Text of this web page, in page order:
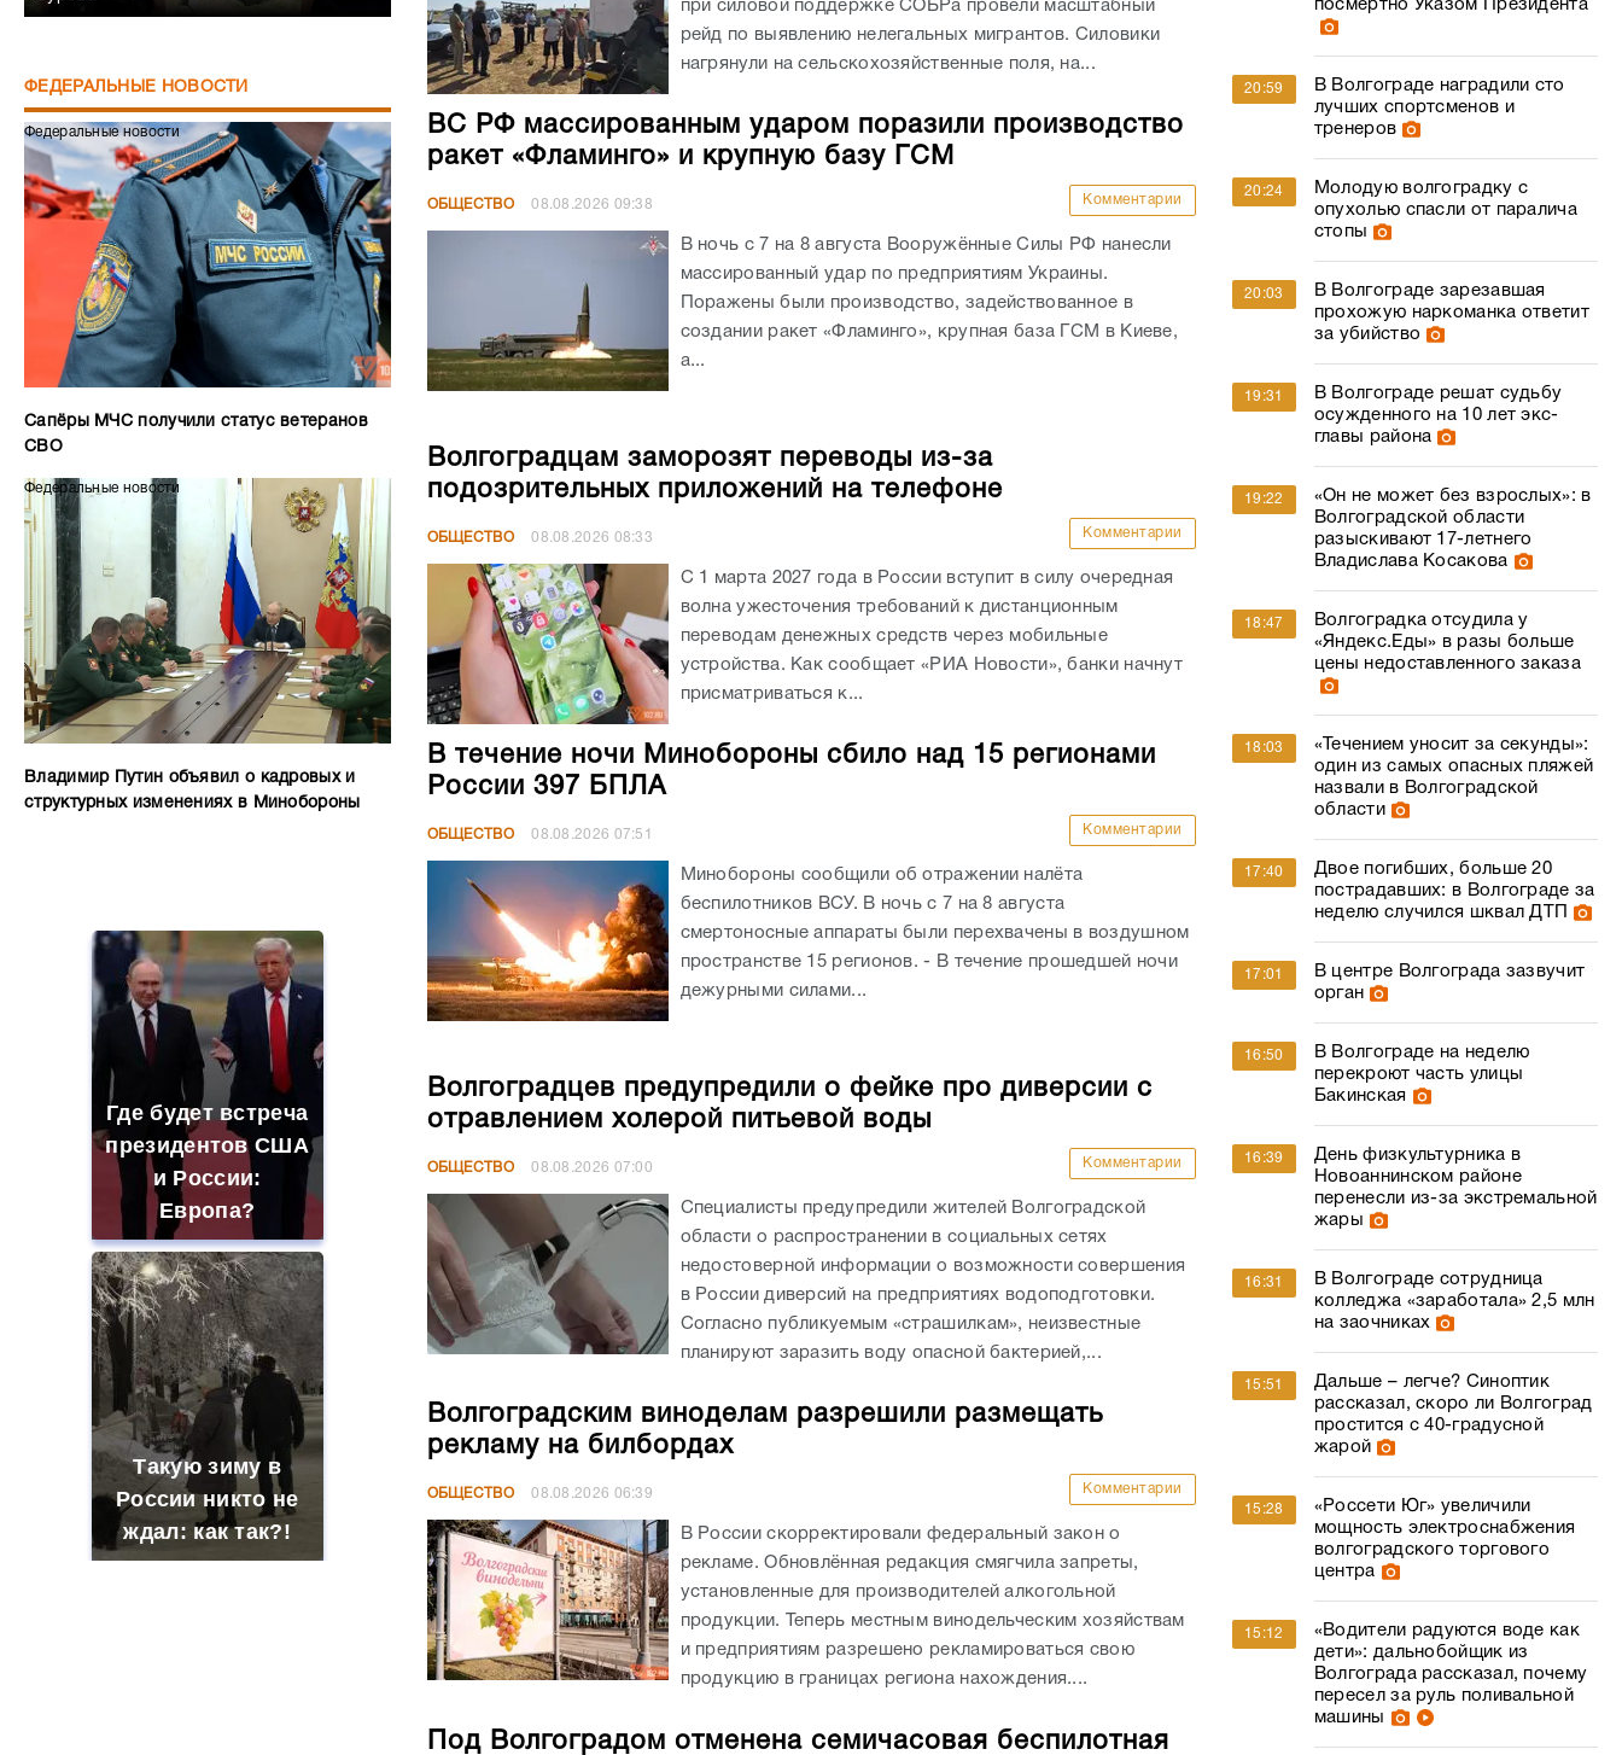
ФЕДЕРАЛЬНЫЕ НОВОСТИ
Федеральные новости
Сапёры МЧС получили статус ветеранов
СВО
Федеральные новости
Владимир Путин объявил о кадровых и
структурных изменениях в Минобороны
Где будет встреча
президентов США
и России:
Европа?
Такую зиму в
России никто не
ждал: как так?!
при силовой поддержке СОБРа провели масштабный
рейд по выявлению нелегальных мигрантов. Силовики
нагрянули на сельскохозяйственные поля, на...
ВС РФ массированным ударом поразили производство
ракет «Фламинго» и крупную базу ГСМ
ОБЩЕСТВО 08.08.2026 09:38 Комментарии
В ночь с 7 на 8 августа Вооружённые Силы РФ нанесли
массированный удар по предприятиям Украины.
Поражены были производство, задействованное в
создании ракет «Фламинго», крупная база ГСМ в Киеве,
а...
Волгоградцам заморозят переводы из-за
подозрительных приложений на телефоне
ОБЩЕСТВО 08.08.2026 08:33 Комментарии
С 1 марта 2027 года в России вступит в силу очередная
волна ужесточения требований к дистанционным
переводам денежных средств через мобильные
устройства. Как сообщает «РИА Новости», банки начнут
присматриваться к...
В течение ночи Минобороны сбило над 15 регионами
России 397 БПЛА
ОБЩЕСТВО 08.08.2026 07:51 Комментарии
Минобороны сообщили об отражении налёта
беспилотников ВСУ. В ночь с 7 на 8 августа
смертоносные аппараты были перехвачены в воздушном
пространстве 15 регионов. - В течение прошедшей ночи
дежурными силами...
Волгоградцев предупредили о фейке про диверсии с
отравлением холерой питьевой воды
ОБЩЕСТВО 08.08.2026 07:00 Комментарии
Специалисты предупредили жителей Волгоградской
области о распространении в социальных сетях
недостоверной информации о возможности совершения
в России диверсий на предприятиях водоподготовки.
Согласно публикуемым «страшилкам», неизвестные
планируют заразить воду опасной бактерией,...
Волгоградским виноделам разрешили размещать
рекламу на билбордах
ОБЩЕСТВО 08.08.2026 06:39 Комментарии
В России скорректировали федеральный закон о
рекламе. Обновлённая редакция смягчила запреты,
установленные для производителей алкогольной
продукции. Теперь местным винодельческим хозяйствам
и предприятиям разрешено рекламироваться свою
продукцию в границах региона нахождения....
Под Волгоградом отменена семичасовая беспилотная
посмертно Указом Президента
20:59
В Волгограде наградили сто
лучших спортсменов и
тренеров
20:24
Молодую волгоградку с
опухолью спасли от паралича
стопы
20:03
В Волгограде зарезавшая
прохожую наркоманка ответит
за убийство
19:31
В Волгограде решат судьбу
осужденного на 10 лет экс-
главы района
19:22
«Он не может без взрослых»: в
Волгоградской области
разыскивают 17-летнего
Владислава Косакова
18:47
Волгоградка отсудила у
«Яндекс.Еды» в разы больше
цены недоставленного заказа
18:03
«Течением уносит за секунды»:
один из самых опасных пляжей
назвали в Волгоградской
области
17:40
Двое погибших, больше 20
пострадавших: в Волгограде за
неделю случился шквал ДТП
17:01
В центре Волгограда зазвучит
орган
16:50
В Волгограде на неделю
перекроют часть улицы
Бакинская
16:39
День физкультурника в
Новоаннинском районе
перенесли из-за экстремальной
жары
16:31
В Волгограде сотрудница
колледжа «заработала» 2,5 млн
на заочниках
15:51
Дальше – легче? Синоптик
рассказал, скоро ли Волгоград
простится с 40-градусной
жарой
15:28
«Россети Юг» увеличили
мощность электроснабжения
волгоградского торгового
центра
15:12
«Водители радуются воде как
дети»: дальнобойщик из
Волгограда рассказал, почему
пересел за руль поливальной
машины